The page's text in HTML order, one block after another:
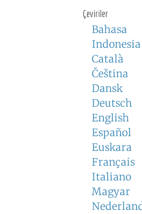
Çeviriler
Bahasa
Indonesia
Català
Čeština
Dansk
Deutsch
English
Español
Euskara
Français
Italiano
Magyar